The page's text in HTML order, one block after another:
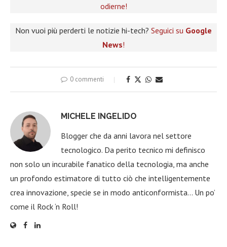
odierne!
Non vuoi più perderti le notizie hi-tech? Seguici su Google
News!
0 commenti
MICHELE INGELIDO
Blogger che da anni lavora nel settore
tecnologico. Da perito tecnico mi definisco
non solo un incurabile fanatico della tecnologia, ma anche
un profondo estimatore di tutto ciò che intelligentemente
crea innovazione, specie se in modo anticonformista… Un po’
come il Rock ‘n Roll!